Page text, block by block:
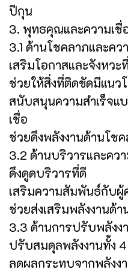
ปีกุน
3. พุทธคุณและความเชื่
3.1 ด้านโชคลาภและคว
เสริมโอกาสและจังหวะ
ช่วยให้สิ่งที่ติดขัดมีแนว
สนับสนุนความสำเร็จแ
เชื่อ
ช่วยดึงพลังงานด้านโช
3.2 ด้านบริวารและคว
ดึงดูดบริวารที่ดี
เสริมความสัมพันธ์กับผู้
ช่วยส่งเสริมพลังงานด้า
3.3 ด้านการปรับพลังง
ปรับสมดุลพลังงานทั้ง
ลดผลกระทบจากพลังง